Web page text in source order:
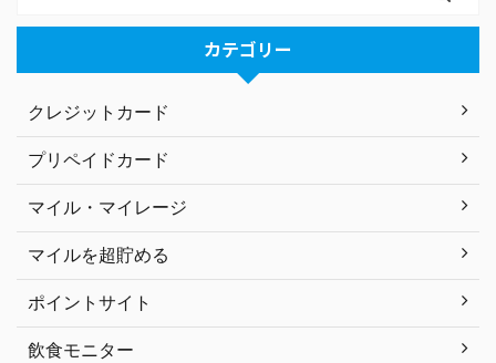
カテゴリー
クレジットカード
プリペイドカード
マイル・マイレージ
マイルを超貯める
ポイントサイト
飲食モニター